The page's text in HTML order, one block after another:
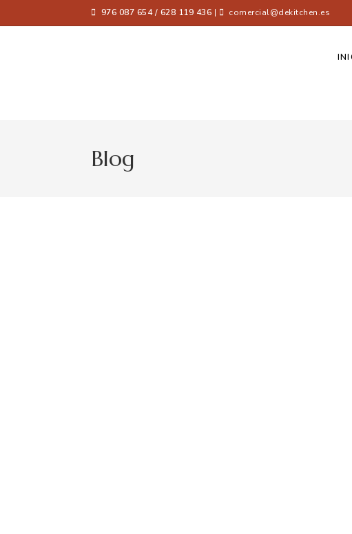
976 087 654 / 628 119 436 | comercial@dekitchen.es
Blog